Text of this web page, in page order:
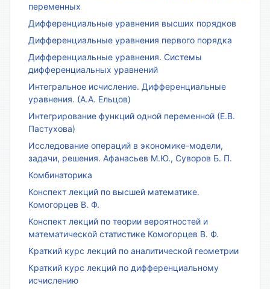
переменных
Дифференциальные уравнения высших порядков
Дифференциальные уравнения первого порядка
Дифференциальные уравнения. Системы
дифференциальных уравнений
Интегральное исчисление. Дифференциальные
уравнения. (А.А. Ельцов)
Интегрирование функций одной переменной (Е.В.
Пастухова)
Исследование операций в экономике-модели,
задачи, решения. Афанасьев М.Ю., Суворов Б. П.
Комбинаторика
Конспект лекций по высшей математике.
Комогорцев В. Ф.
Конспект лекций по теории вероятностей и
математической статистике Комогорцев В. Ф.
Краткий курс лекций по аналитической геометрии
Краткий курс лекций по дифференциальному
исчислению